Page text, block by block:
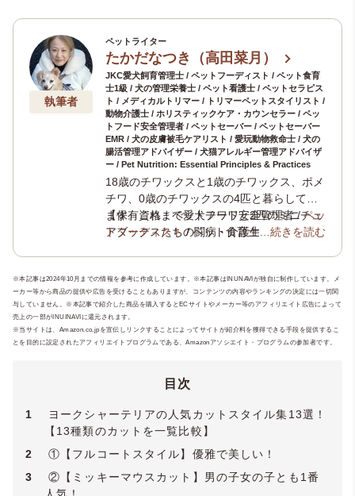
執筆者
ペットライター
たかだなつき（高田菜月）
JKC愛犬飼育管理士 / ペットフーディスト / ペット食育
士1級 / 犬の管理栄養士 / ペット看護士 / ペットセラピス
ト / メディカルトリマー / トリマーペットスタイリスト /
動物介護士 / ホリスティックケア・カウンセラー / ペッ
トフード安全管理者 / ペットセーバー / ペットセーバー
EMR / 犬の皮膚被毛ケアリスト / 愛玩動物救命士 / 犬の
腸活管理アドバイザー / 犬猫アレルギー管理アドバイザ
ー / Pet Nutrition: Essential Principles & Practices
18歳のチワックスと1歳のチワックス、ポメ
チワ、0歳のチワックスの4匹と暮らしてい
ます。これまで愛犬チワワと2匹のミニチュ
アダックスたちの闘病・介護生活の経験か
ペット専門ライティングチーム「いぬのこ
とば」や老犬と暮らす飼い主様のためのオ
ンライン相談窓口
し、専門知識と実体験をもとにケアや食
事、介護支援を行っています。実店舗にお
【保有資格：ペットフード安全管理者 /ペッ
トフーディスト/ ペット食育士1級 /犬の管
イリスト/動物介護士/ホリスティックケ
ア・カウンセラー / JKC愛犬飼育管理士/ ペ
ットセーバー / ペットセーバーEMR / 犬の
皮膚被毛ケアリスト / 愛玩動物救命士 / 犬の
腸活管理アドバイザー / 犬猫アレルギー管理
Principles & Practices /
…続きを読む
※本記事は2024年10月までの情報を参考に作成しています。※本記事はINUNAVIが独自に制作しています。メ
ーカー等から商品の提供や広告を受けることもありますが、コンテンツの内容やランキングの決定には一切関
与していません。※本記事で紹介した商品を購入するとECサイトやメーカー等のアフィリエイト広告によって
売上の一部がINUINAVIに還元されます。
※当サイトは、Amazon.co.jpを宣伝しリンクすることによってサイトが紹介料を獲得できる手段を提供するこ
とを目的に設定されたアフィリエイトプログラムである、Amazonアソシエイト・プログラムの参加者です。
目次
1
ヨークシャーテリアの人気カットスタイル集13選！
【13種類のカットを一覧比較】
2
①【フルコートスタイル】優雅で美しい！
3
②【ミッキーマウスカット】男の子女の子とも1番
人気！